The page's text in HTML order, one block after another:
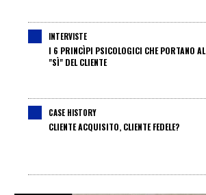
INTERVISTE
I 6 PRINCÌPI PSICOLOGICI CHE PORTANO AL
"SÌ" DEL CLIENTE
CASE HISTORY
CLIENTE ACQUISITO, CLIENTE FEDELE?